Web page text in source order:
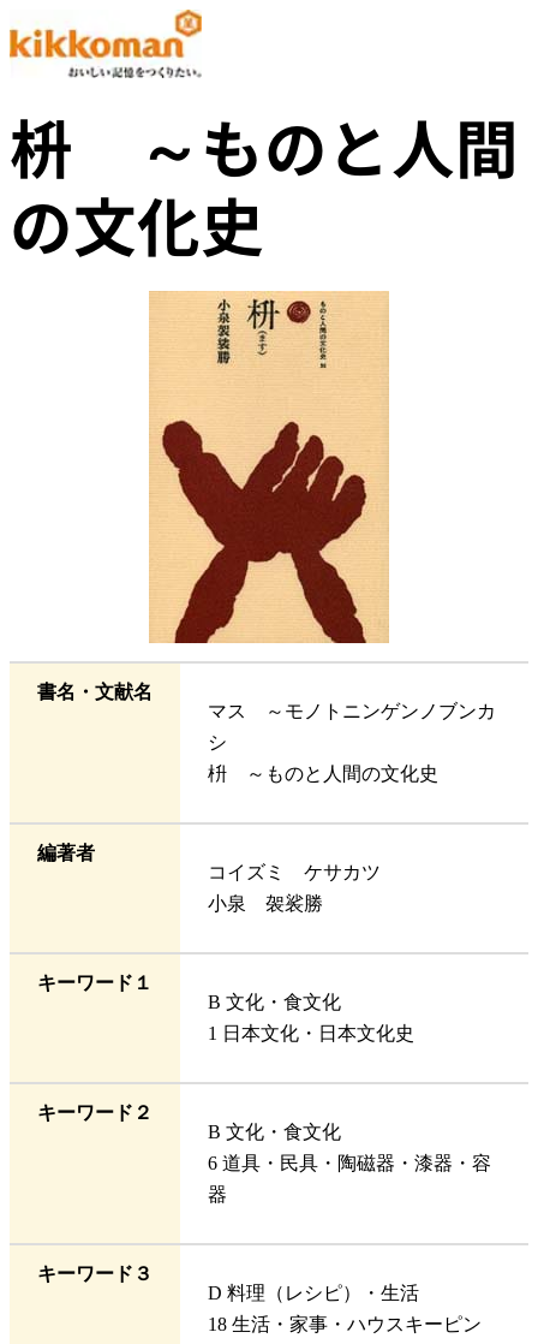
枡 ～ものと人間
の文化史
書名・文献名
マス ～モノトニンゲンノブンカ
シ
枡 ～ものと人間の文化史
編著者
コイズミ ケサカツ
小泉 袈裟勝
キーワード１
B 文化・食文化
1 日本文化・日本文化史
キーワード２
B 文化・食文化
6 道具・民具・陶磁器・漆器・容
器
キーワード３
D 料理（レシピ）・生活
18 生活・家事・ハウスキーピン